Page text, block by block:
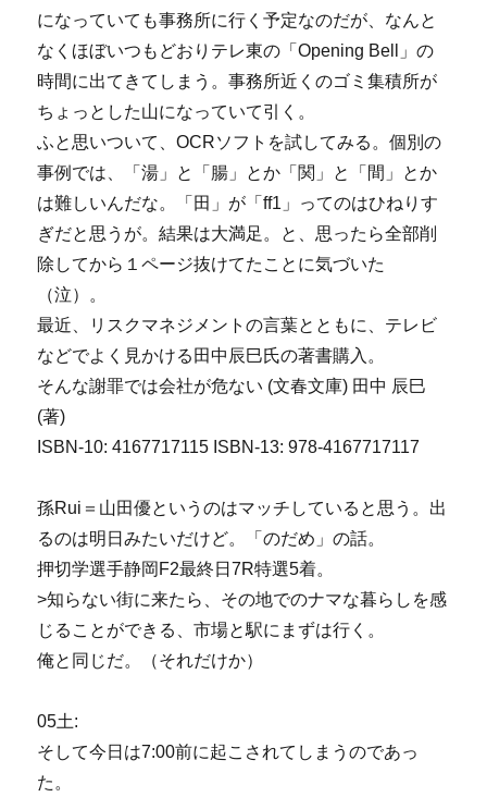
になっていても事務所に行く予定なのだが、なんと
なくほぼいつもどおりテレ東の「Opening Bell」の
時間に出てきてしまう。事務所近くのゴミ集積所が
ちょっとした山になっていて引く。
ふと思いついて、OCRソフトを試してみる。個別の
事例では、「湯」と「腸」とか「関」と「間」とか
は難しいんだな。「田」が「ff1」ってのはひねりす
ぎだと思うが。結果は大満足。と、思ったら全部削
除してから１ページ抜けてたことに気づいた
（泣）。
最近、リスクマネジメントの言葉とともに、テレビ
などでよく見かける田中辰巳氏の著書購入。
そんな謝罪では会社が危ない (文春文庫) 田中 辰巳
(著)
ISBN-10: 4167717115 ISBN-13: 978-4167717117
孫Rui＝山田優というのはマッチしていると思う。出
るのは明日みたいだけど。「のだめ」の話。
押切学選手静岡F2最終日7R特選5着。
>知らない街に来たら、その地でのナマな暮らしを感
じることができる、市場と駅にまずは行く。
俺と同じだ。（それだけか）
05土:
そして今日は7:00前に起こされてしまうのであっ
た。